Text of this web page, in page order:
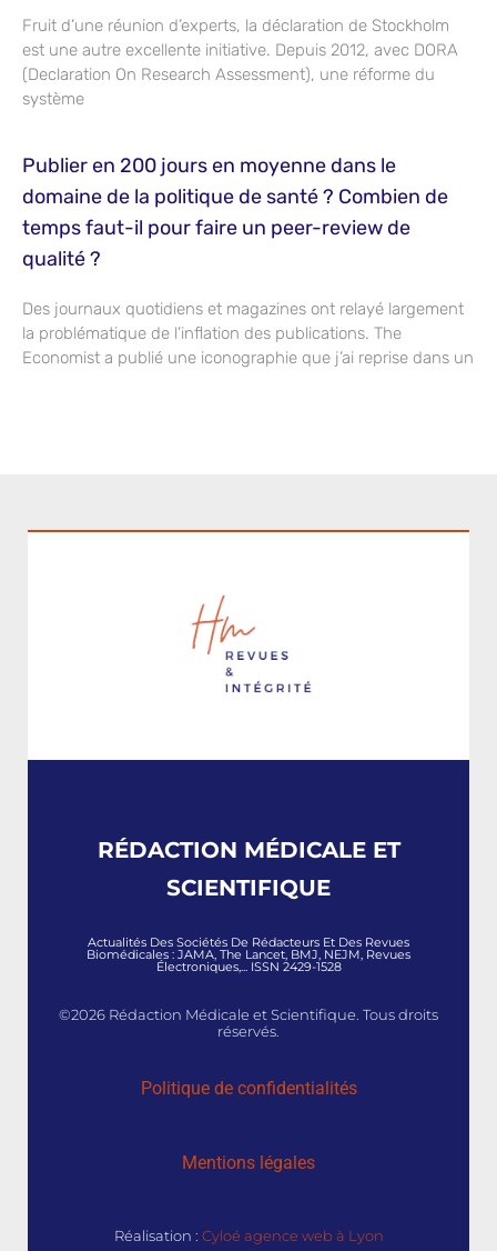
Fruit d’une réunion d’experts, la déclaration de Stockholm
est une autre excellente initiative. Depuis 2012, avec DORA
(Declaration On Research Assessment), une réforme du
système
Publier en 200 jours en moyenne dans le
domaine de la politique de santé ? Combien de
temps faut-il pour faire un peer-review de
qualité ?
Des journaux quotidiens et magazines ont relayé largement
la problématique de l’inflation des publications. The
Economist a publié une iconographie que j’ai reprise dans un
RÉDACTION MÉDICALE ET
SCIENTIFIQUE
Actualités Des Sociétés De Rédacteurs Et Des Revues
Biomédicales : JAMA, The Lancet, BMJ, NEJM, Revues
Électroniques,... ISSN 2429-1528
©2026 Rédaction Médicale et Scientifique. Tous droits
réservés.
Politique de confidentialités
Mentions légales
Réalisation : Cyloé agence web à Lyon